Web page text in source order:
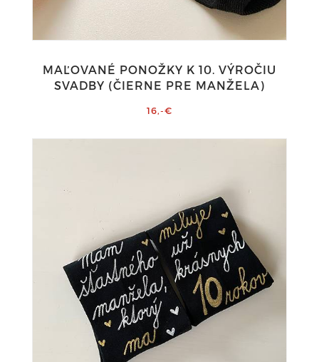
MAĽOVANÉ PONOŽKY K 10. VÝROČIU
SVADBY (ČIERNE PRE MANŽELA)
16,-€